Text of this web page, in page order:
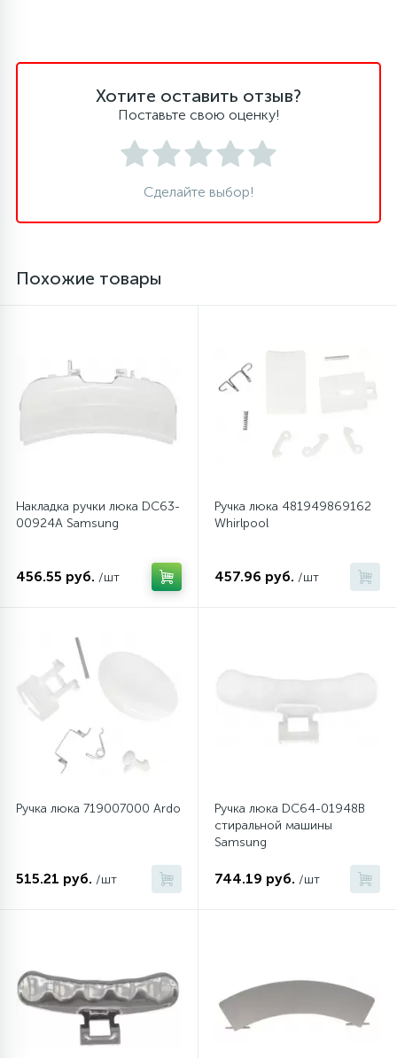
Хотите оставить отзыв?
Поставьте свою оценку!
Сделайте выбор!
Похожие товары
Накладка ручки люка DC63-
00924A Samsung
456.55 руб. /шт
Ручка люка 481949869162
Whirlpool
457.96 руб. /шт
Ручка люка 719007000 Ardo
515.21 руб. /шт
Ручка люка DC64-01948B
стиральной машины
Samsung
744.19 руб. /шт